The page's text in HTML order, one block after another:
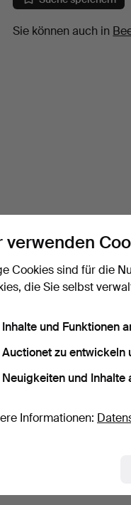
Sie können auch in
verwenden
Cookies sind für die
die Sie selbst
Inhalte und Funktionen
Auctionet zu entwickeln
Neuigkeiten und Inhalte
Informationen: